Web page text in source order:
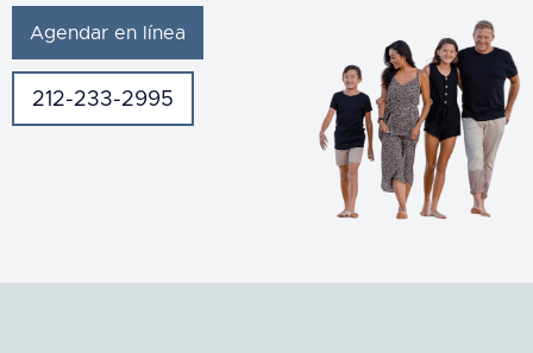
Agendar en línea
212-233-2995